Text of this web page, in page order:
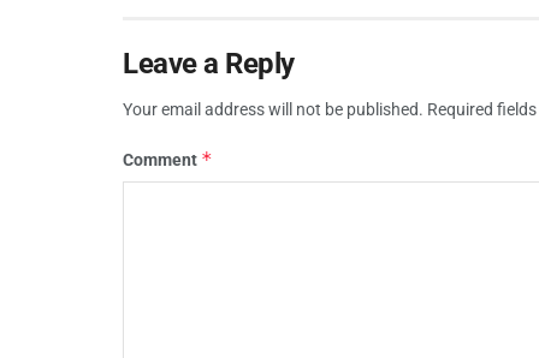
Leave a Reply
Your email address will not be published. Required
Comment *